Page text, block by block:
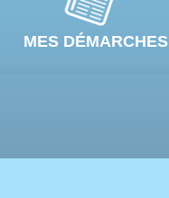
MES DÉMARCHES